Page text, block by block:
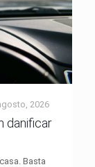
2026
danificar
Basta